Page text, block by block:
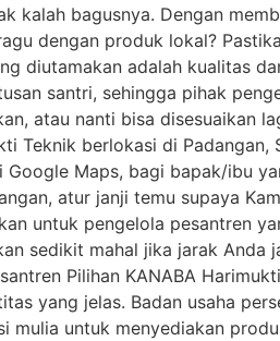
kalah bagusnya. Dengan
dengan produk lokal?
diutamakan adalah kualitas
santri, sehingga pihak
atau nanti bisa disesuaikan
Teknik berlokasi di Padangan,
Maps, bagi bapak/ibu
atur janji temu supaya
untuk pengelola pesantren
sedikit mahal jika jarak Anda
Pilihan KANABA
yang jelas. Badan usaha
mulia untuk menyediakan